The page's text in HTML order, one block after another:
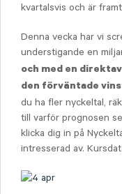
kvartalsvis och är
Denna vecka har vi
understigande en
och med en
den förväntade
du ha fler nyckeltal,
till varför prognosen
klicka dig in på
intresserad av.